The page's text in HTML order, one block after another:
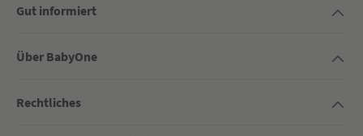
Gut informiert
Über BabyOne
Rechtliches